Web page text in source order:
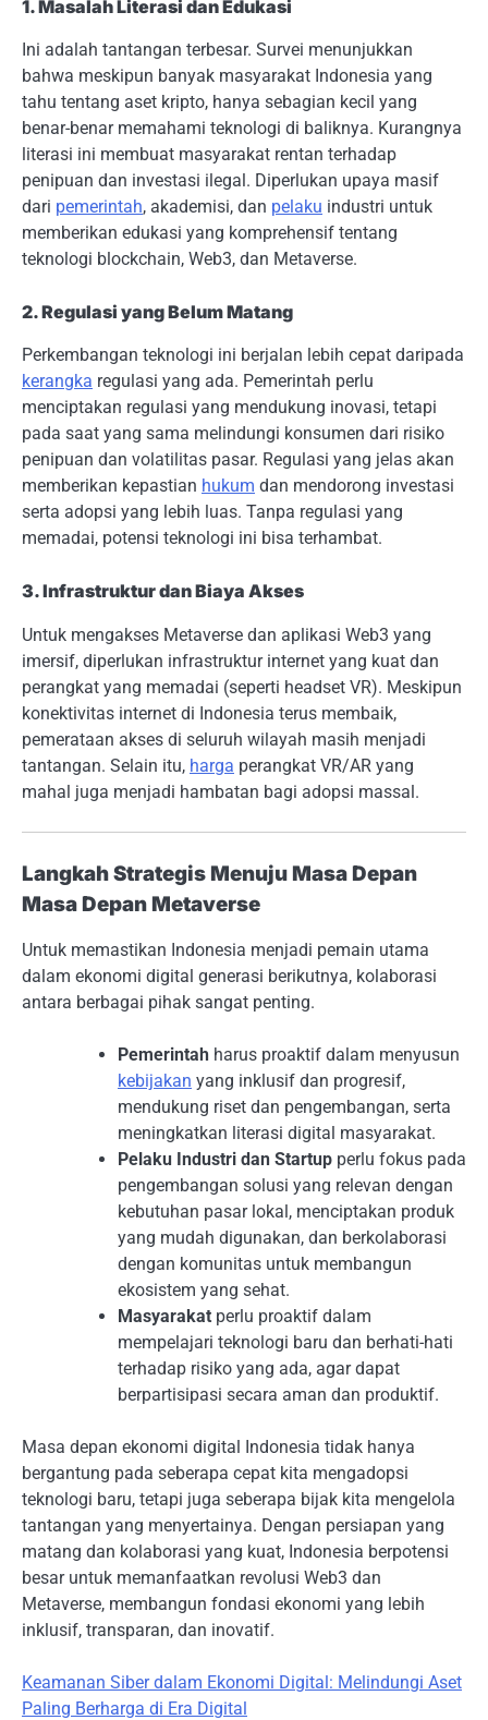
1. Masalah Literasi dan Edukasi
Ini adalah tantangan terbesar. Survei menunjukkan
bahwa meskipun banyak masyarakat Indonesia yang
tahu tentang aset kripto, hanya sebagian kecil yang
benar-benar memahami teknologi di baliknya. Kurangnya
literasi ini membuat masyarakat rentan terhadap
penipuan dan investasi ilegal. Diperlukan upaya masif
dari pemerintah, akademisi, dan pelaku industri untuk
memberikan edukasi yang komprehensif tentang
teknologi blockchain, Web3, dan Metaverse.
2. Regulasi yang Belum Matang
Perkembangan teknologi ini berjalan lebih cepat daripada
kerangka regulasi yang ada. Pemerintah perlu
menciptakan regulasi yang mendukung inovasi, tetapi
pada saat yang sama melindungi konsumen dari risiko
penipuan dan volatilitas pasar. Regulasi yang jelas akan
memberikan kepastian hukum dan mendorong investasi
serta adopsi yang lebih luas. Tanpa regulasi yang
memadai, potensi teknologi ini bisa terhambat.
3. Infrastruktur dan Biaya Akses
Untuk mengakses Metaverse dan aplikasi Web3 yang
imersif, diperlukan infrastruktur internet yang kuat dan
perangkat yang memadai (seperti headset VR). Meskipun
konektivitas internet di Indonesia terus membaik,
pemerataan akses di seluruh wilayah masih menjadi
tantangan. Selain itu, harga perangkat VR/AR yang
mahal juga menjadi hambatan bagi adopsi massal.
Langkah Strategis Menuju Masa Depan
Masa Depan Metaverse
Untuk memastikan Indonesia menjadi pemain utama
dalam ekonomi digital generasi berikutnya, kolaborasi
antara berbagai pihak sangat penting.
Pemerintah harus proaktif dalam menyusun
kebijakan yang inklusif dan progresif,
mendukung riset dan pengembangan, serta
meningkatkan literasi digital masyarakat.
Pelaku Industri dan Startup perlu fokus pada
pengembangan solusi yang relevan dengan
kebutuhan pasar lokal, menciptakan produk
yang mudah digunakan, dan berkolaborasi
dengan komunitas untuk membangun
ekosistem yang sehat.
Masyarakat perlu proaktif dalam
mempelajari teknologi baru dan berhati-hati
terhadap risiko yang ada, agar dapat
berpartisipasi secara aman dan produktif.
Masa depan ekonomi digital Indonesia tidak hanya
bergantung pada seberapa cepat kita mengadopsi
teknologi baru, tetapi juga seberapa bijak kita mengelola
tantangan yang menyertainya. Dengan persiapan yang
matang dan kolaborasi yang kuat, Indonesia berpotensi
besar untuk memanfaatkan revolusi Web3 dan
Metaverse, membangun fondasi ekonomi yang lebih
inklusif, transparan, dan inovatif.
Keamanan Siber dalam Ekonomi Digital: Melindungi Aset
Paling Berharga di Era Digital